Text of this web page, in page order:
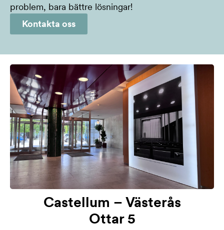
problem, bara bättre lösningar!
Kontakta oss
Castellum – Västerås
Ottar 5